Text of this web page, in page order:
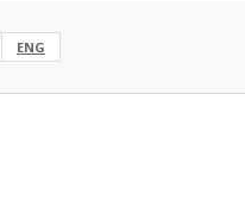
ENG